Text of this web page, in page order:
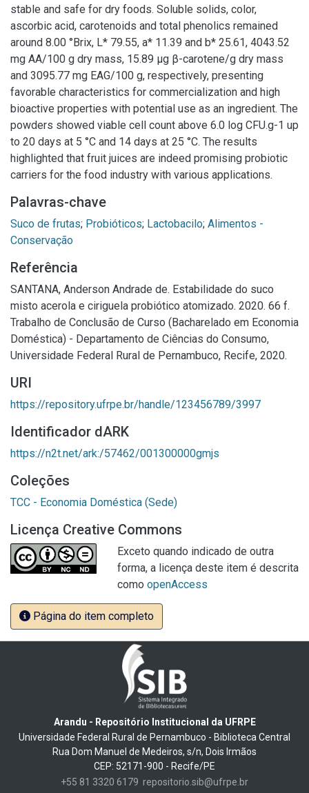
stable and safe for dry foods. Soluble solids, color,
ascorbic acid, carotenoids and total phenolics remained
around 8.00 °Brix, L* 79.55, a* 11.39 and b* 25.61, 4043.52
mg AA/100 g dry mass, 15.89 μg β-carotene/g dry mass
and 3095.77 mg EAG/100 g, respectively, presenting
favorable characteristics for commercialization and high
bioactive properties with potential use as an ingredient. The
powders showed viable cell count above 6.0 log CFU.g-1 up
to 20 days at 5 °C and 14 days at 25 °C. The results
highlighted that fruit juices are indeed promising probiotic
carriers for the food industry with various applications.
Palavras-chave
Suco de frutas; Probióticos; Lactobacilo; Alimentos -
Conservação
Referência
SANTANA, Anderson Andrade de. Estabilidade do suco
misto acerola e ciriguela probiótico atomizado. 2020. 66 f.
Trabalho de Conclusão de Curso (Bacharelado em Economia
Doméstica) - Departamento de Ciências do Consumo,
Universidade Federal Rural de Pernambuco, Recife, 2020.
URI
https://repository.ufrpe.br/handle/123456789/3997
Identificador dARK
https://n2t.net/ark:/57462/001300000gmjs
Coleções
TCC - Economia Doméstica (Sede)
Licença Creative Commons
Exceto quando indicado de outra
forma, a licença deste item é descrita
como openAccess
Página do item completo
Arandu - Repositório Institucional da UFRPE
Universidade Federal Rural de Pernambuco - Biblioteca Central
Rua Dom Manuel de Medeiros, s/n, Dois Irmãos
CEP: 52171-900 - Recife/PE
+55 81 3320 6179 repositorio.sib@ufrpe.br